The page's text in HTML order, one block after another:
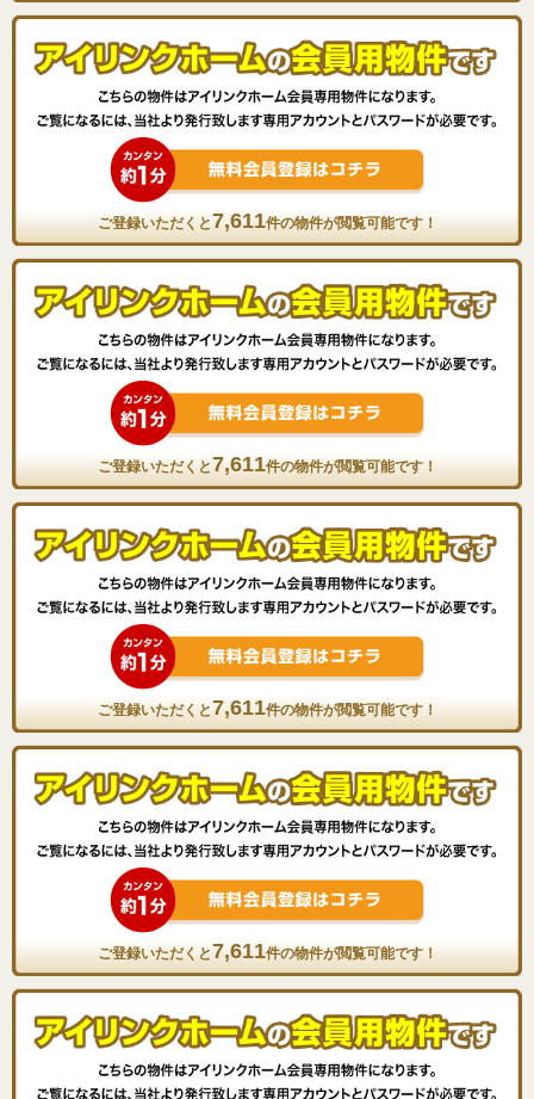
ご登録いただくと7,611件の物件が閲覧可能です！
ご登録いただくと7,611件の物件が閲覧可能です！
ご登録いただくと7,611件の物件が閲覧可能です！
ご登録いただくと7,611件の物件が閲覧可能です！